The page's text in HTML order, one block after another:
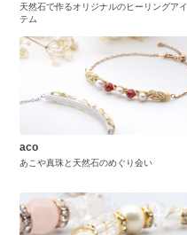
天然石で作るオリジナルのヒーリングアイ
テム
aco
あこや真珠と天然石のめぐり会い